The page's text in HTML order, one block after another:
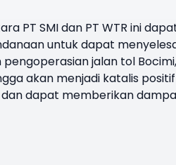
PT SMI dan PT WTR ini
untuk dapat
jalan tol
akan menjadi katalis
dapat memberikan